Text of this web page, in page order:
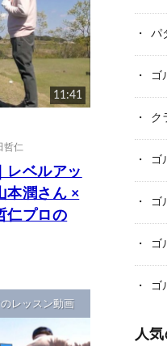
11:41
哲仁
レベルアッ
本潤さん ×
仁プロの
レッスン動画
パ
ゴ
ク
ゴ
ゴ
ゴ
ゴ
人